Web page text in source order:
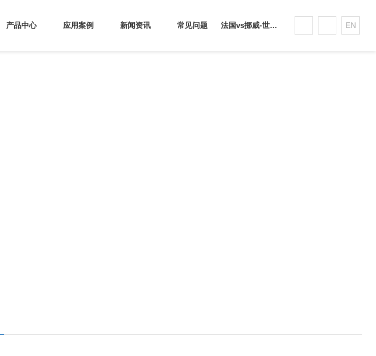
产品中心 应用案例 新闻资讯 常见问题 法国vs挪威-世界杯赛事平台 EN